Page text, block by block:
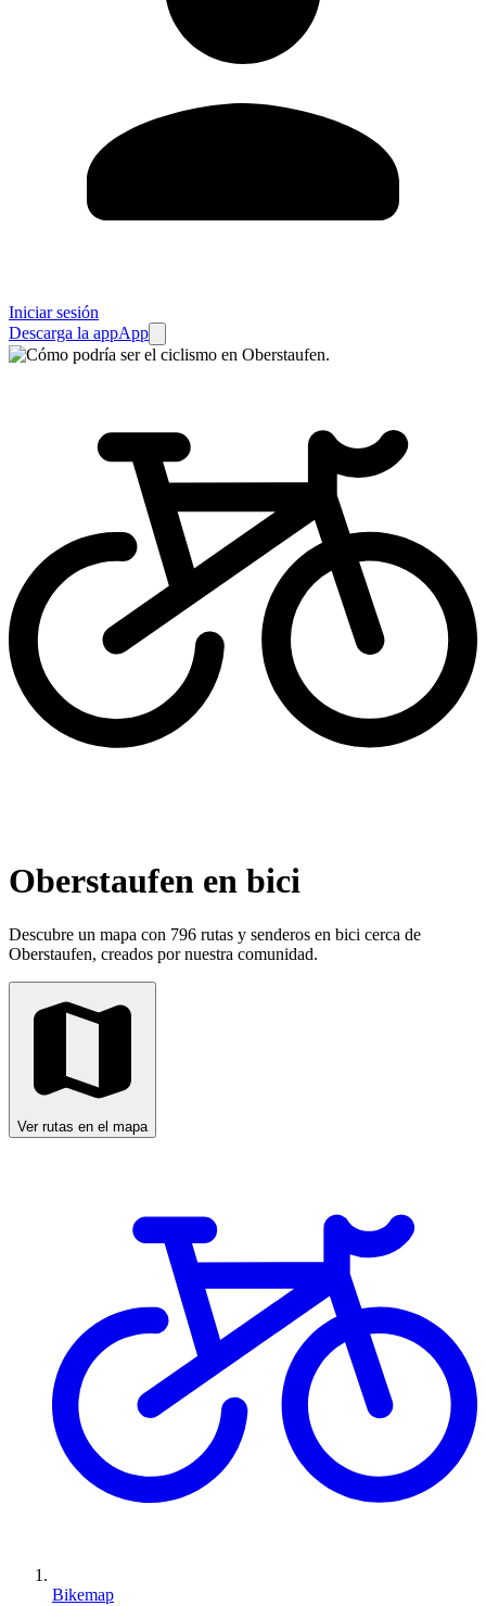
Iniciar sesión
Descarga la appApp
Oberstaufen en bici
Descubre un mapa con 796 rutas y senderos en bici cerca de
Oberstaufen, creados por nuestra comunidad.
Ver rutas en el mapa
Bikemap